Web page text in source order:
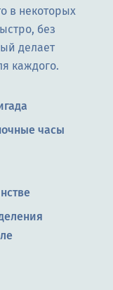
в некоторых
без
делает
каждого.
часы